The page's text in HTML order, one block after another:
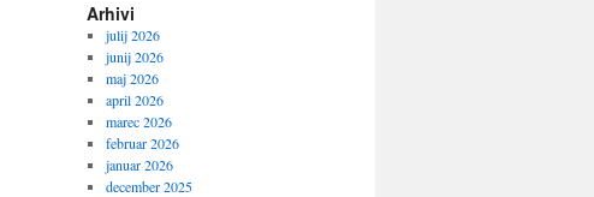
Arhivi
julij 2026
junij 2026
maj 2026
april 2026
marec 2026
februar 2026
januar 2026
december 2025